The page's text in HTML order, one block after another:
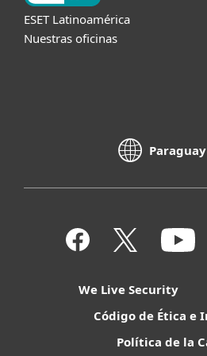
ESET Latinoamérica
Nuestras oficinas
Paraguay
We Live Security
Código de Ética e
Política de la